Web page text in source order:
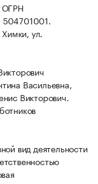
ОГРН
ул.
Васильевна,
Викторович.
вид деятельности